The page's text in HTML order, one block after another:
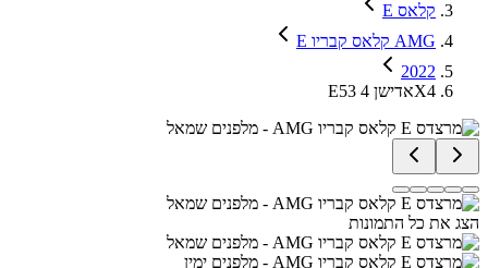
E קלאס
E קלאס קבריו AMG
2022
E53 אדישן 4X4
הצג את כל התמונות